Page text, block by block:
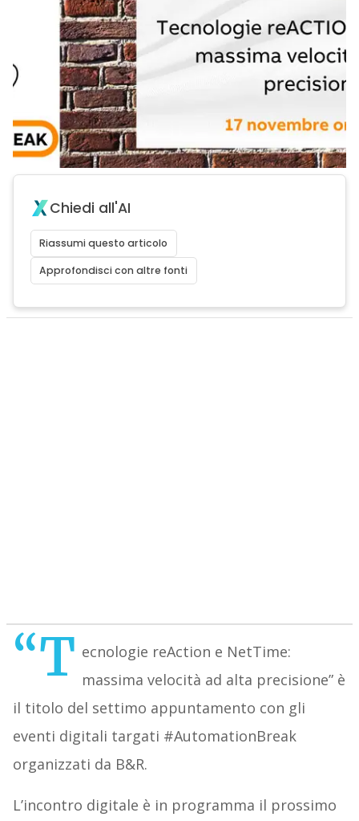
Chiedi all'AI
Riassumi questo articolo
Approfondisci con altre fonti
“T ecnologie reAction e NetTime:
massima velocità ad alta precisione” è
il titolo del settimo appuntamento con gli
eventi digitali targati #AutomationBreak
organizzati da B&R.
L’incontro digitale è in programma il prossimo